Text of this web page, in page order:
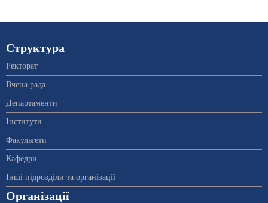
Структура
Ректорат
Вчена рада
Департаменти
Інститути
Факультети
Кафедри
Інші підрозділи та організації
Організації